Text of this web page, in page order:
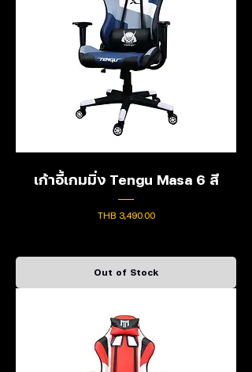
เก้าอี้เกมมิ่ง Tengu Masa 6 สี
Price
THB 3,490.00
Out of Stock